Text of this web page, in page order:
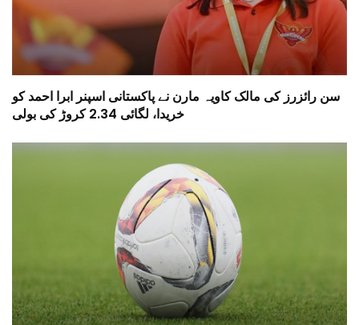
سن رائزرز کی مالک کاویہ مارن نے پاکستانی اسپنر ابرا احمد کو
خریدا، لگائی 2.34 کروڑ کی بولی